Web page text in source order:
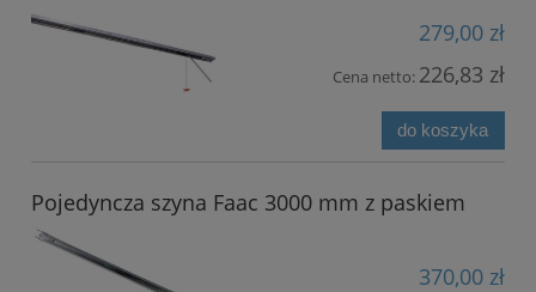
279,00 zł
Cena netto: 226,83 zł
do koszyka
Pojedyncza szyna Faac 3000 mm z paskiem
370,00 zł